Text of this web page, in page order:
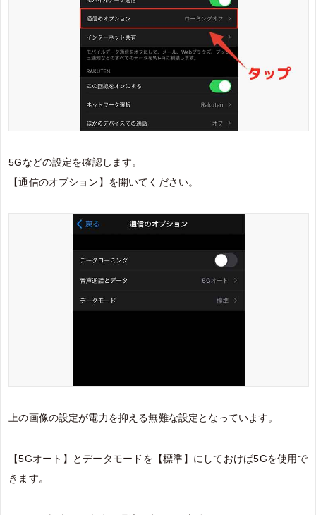
5Gなどの設定を確認します。
【通信のオプション】を開いてください。
上の画像の設定が電力を抑える無難な設定となっています。
【5Gオート】とデータモードを【標準】にしておけば5Gを使用で
きます。